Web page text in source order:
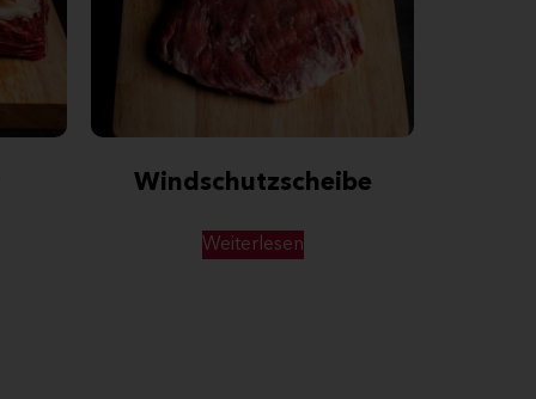
Windschutzscheibe
Weiterlesen